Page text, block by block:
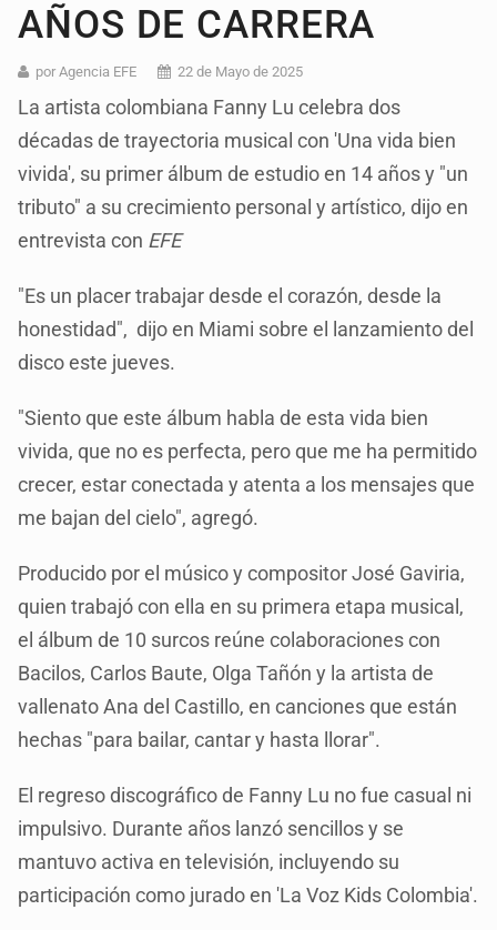
AÑOS DE CARRERA
por Agencia EFE 22 de Mayo de 2025
La artista colombiana Fanny Lu celebra dos
décadas de trayectoria musical con 'Una vida bien
vivida', su primer álbum de estudio en 14 años y "un
tributo" a su crecimiento personal y artístico, dijo en
entrevista con EFE
"Es un placer trabajar desde el corazón, desde la
honestidad", dijo en Miami sobre el lanzamiento del
disco este jueves.
"Siento que este álbum habla de esta vida bien
vivida, que no es perfecta, pero que me ha permitido
crecer, estar conectada y atenta a los mensajes que
me bajan del cielo", agregó.
Producido por el músico y compositor José Gaviria,
quien trabajó con ella en su primera etapa musical,
el álbum de 10 surcos reúne colaboraciones con
Bacilos, Carlos Baute, Olga Tañón y la artista de
vallenato Ana del Castillo, en canciones que están
hechas "para bailar, cantar y hasta llorar".
El regreso discográfico de Fanny Lu no fue casual ni
impulsivo. Durante años lanzó sencillos y se
mantuvo activa en televisión, incluyendo su
participación como jurado en 'La Voz Kids Colombia'.